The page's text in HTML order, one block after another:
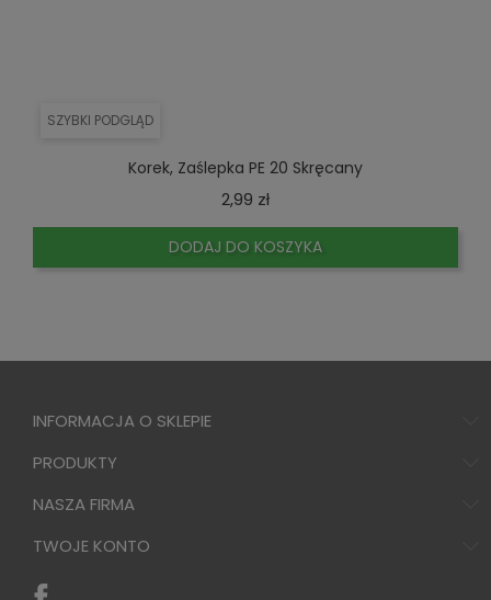
SZYBKI PODGLĄD
Korek, Zaślepka PE 20 Skręcany
2,99 złCena
DODAJ DO KOSZYKA
INFORMACJA O SKLEPIE
PRODUKTY
NASZA FIRMA
TWOJE KONTO